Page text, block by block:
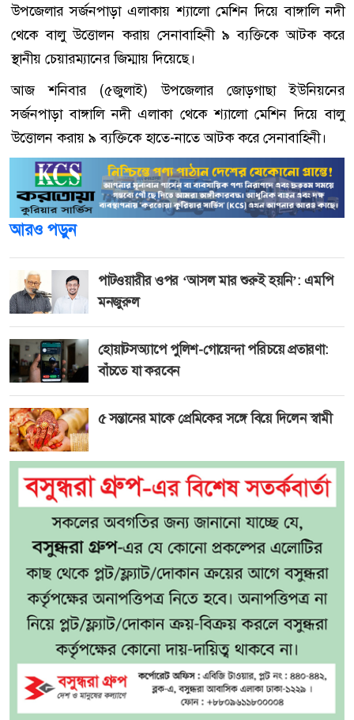
উপজেলার সর্জনপাড়া এলাকায় শ্যালো মেশিন দিয়ে বাঙ্গালি নদী
থেকে বালু উত্তোলন করায় সেনাবাহিনী ৯ ব্যক্তিকে আটক করে
স্থানীয় চেয়ারম্যানের জিম্মায় দিয়েছে।
আজ শনিবার (৫জুলাই) উপজেলার জোড়গাছা ইউনিয়নের
সর্জনপাড়া বাঙ্গালি নদী এলাকা থেকে শ্যালো মেশিন দিয়ে বালু
উত্তোলন করায় ৯ ব্যক্তিকে হাতে-নাতে আটক করে সেনাবাহিনী।
আরও পড়ুন
পাটওয়ারীর ওপর ‘আসল মার শুরুই হয়নি’: এমপি
মনজুরুল
হোয়াটসঅ্যাপে পুলিশ-গোয়েন্দা পরিচয়ে প্রতারণা:
বাঁচতে যা করবেন
৫ সন্তানের মাকে প্রেমিকের সঙ্গে বিয়ে দিলেন স্বামী